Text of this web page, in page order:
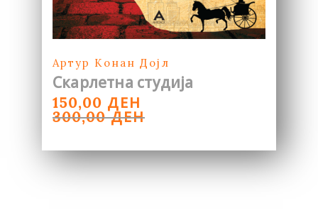
Артур Конан Дојл
Скарлетна студија
300,00ДЕН
ORIGINAL
PRICE
WAS:
150,00 ДЕН
CURRENT
PRICE
IS: